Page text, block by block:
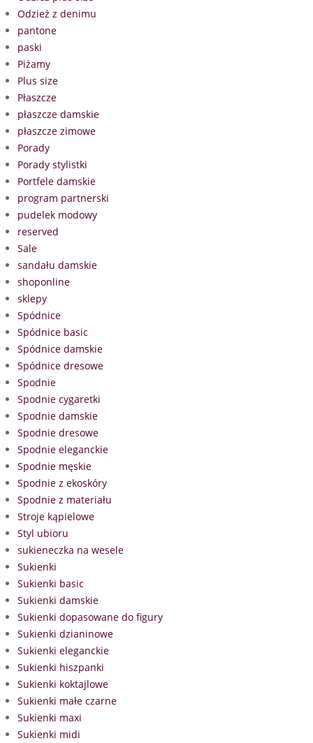
Odzież z denimu
pantone
paski
Piżamy
Plus size
Płaszcze
płaszcze damskie
płaszcze zimowe
Porady
Porady stylistki
Portfele damskie
program partnerski
pudelek modowy
reserved
Sale
sandału damskie
shoponline
sklepy
Spódnice
Spódnice basic
Spódnice damskie
Spódnice dresowe
Spodnie
Spodnie cygaretki
Spodnie damskie
Spodnie dresowe
Spodnie eleganckie
Spodnie męskie
Spodnie z ekoskóry
Spodnie z materiału
Stroje kąpielowe
Styl ubioru
sukieneczka na wesele
Sukienki
Sukienki basic
Sukienki damskie
Sukienki dopasowane do figury
Sukienki dzianinowe
Sukienki eleganckie
Sukienki hiszpanki
Sukienki koktajlowe
Sukienki małe czarne
Sukienki maxi
Sukienki midi